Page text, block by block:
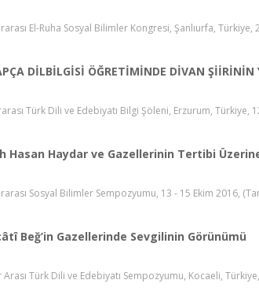
El-Ruha Sosyal Bilimler Kongresi, Şanlıurfa,
DİLBİLGİSİ ÖĞRETİMİNDE DİVAN ŞİİRİNİN
Türk Dili ve Edebiyatı Bilgi Şöleni, Erzurum, Türkiye,
Hasan Haydar ve Gazellerinin Tertibi
Sosyal Bilimler Sempozyumu, 13 - 15 Ekim 2016,
Beğ’in Gazellerinde Sevgilinin Görünümü
Arası Türk Dili ve Edebiyatı Sempozyumu, Kocaeli,